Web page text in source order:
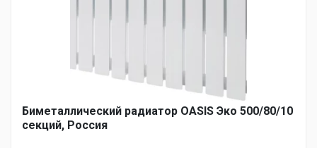
Биметаллический радиатор OASIS Эко 500/80/10
секций, Россия